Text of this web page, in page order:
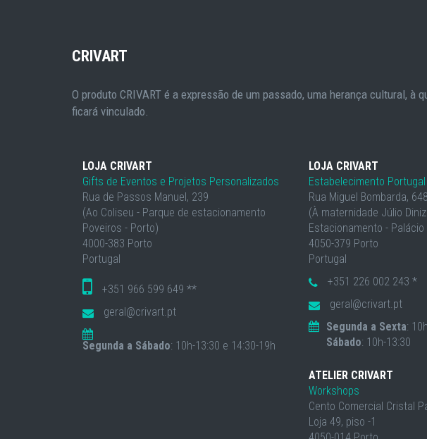
CRIVART
O produto CRIVART é a expressão de um passado, uma herança cultural, à
ficará vinculado.
LOJA CRIVART
Gifts de Eventos e Projetos Personalizados
Rua de Passos Manuel, 239
(Ao Coliseu - Parque de estacionamento
Poveiros - Porto)
4000-383 Porto
Portugal
+351 966 599 649 **
geral@crivart.pt
Segunda a Sábado: 10h-13:30 e 14:30-19h
LOJA CRIVART
Estabelecimento Portugal
Rua Miguel Bombarda, 648
(À maternidade Júlio
Estacionamento - Palácio
4050-379 Porto
Portugal
+351 226 002 243 *
geral@crivart.pt
Segunda a Sexta:
Sábado: 10h-13:30
ATELIER CRIVART
Workshops
Cento Comercial Cristal
Loja 49, piso -1